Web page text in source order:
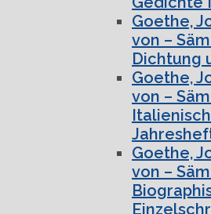
Goethe,
von –
Dichtung
Goethe,
von –
Goethe,
von –